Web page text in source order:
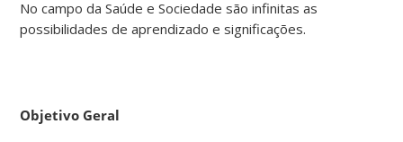
No campo da Saúde e Sociedade são infinitas as
possibilidades de aprendizado e significações.
Objetivo Geral